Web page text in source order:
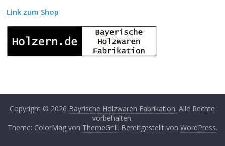
Link zum Shop
Copyright © 2026 Bayrische Holzwaren Fabrikation. Alle Rechte
vorbehalten.
Theme: ColorMag von ThemeGrill. Bereitgestellt von WordPress.